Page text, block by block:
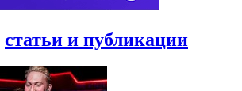
статьи и публикации